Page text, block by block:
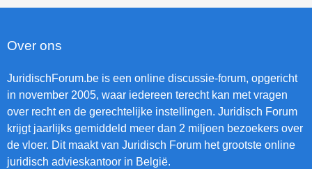
Over ons
JuridischForum.be is een online discussie-forum, opgericht
in november 2005, waar iedereen terecht kan met vragen
over recht en de gerechtelijke instellingen. Juridisch Forum
krijgt jaarlijks gemiddeld meer dan 2 miljoen bezoekers over
de vloer. Dit maakt van Juridisch Forum het grootste online
juridisch advieskantoor in België.